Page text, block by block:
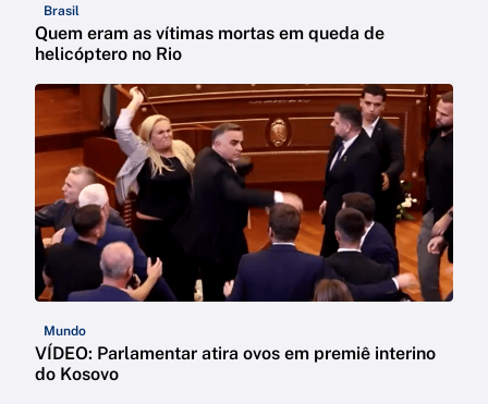
Brasil
Quem eram as vítimas mortas em queda de
helicóptero no Rio
Mundo
VÍDEO: Parlamentar atira ovos em premiê interino
do Kosovo